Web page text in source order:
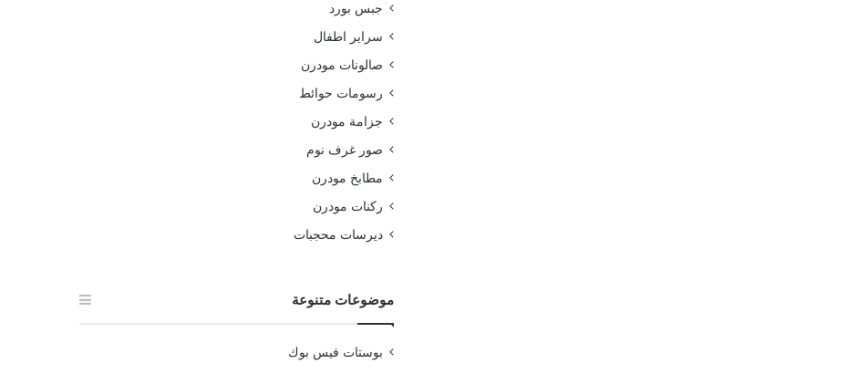
جبس بورد
سراير اطفال
صالونات مودرن
رسومات حوائط
جزامة مودرن
صور غرف نوم
مطابخ مودرن
ركنات مودرن
ديرسات محجبات
موضوعات متنوعة
بوستات فيس بوك